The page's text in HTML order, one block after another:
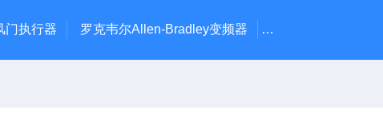
门执行器 罗克韦尔Allen-Bradley变频器 德国Leybold真空计